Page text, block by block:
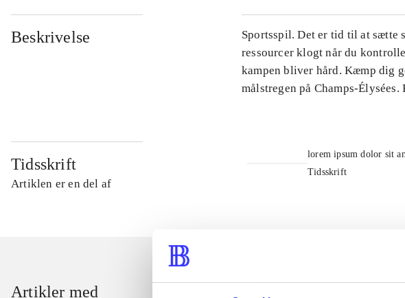
Beskrivelse
Sportsspil. Det er tid til at sætte
ressourcer klogt når du
kampen bliver hård. Kæmp dig
målstregen på Champs-
Tidsskrift
Artiklen er en del af
lorem ipsum dolor sit
Tidsskrift
Artikler med